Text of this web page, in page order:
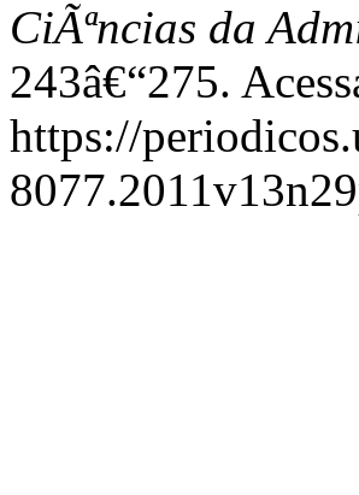
CiÃªncias da
243â€“275.
https://